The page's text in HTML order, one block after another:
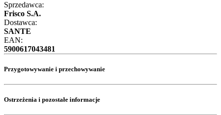
Sprzedawca:
Frisco S.A.
Dostawca:
SANTE
EAN:
5900617043481
Przygotowywanie i przechowywanie
Ostrzeżenia i pozostałe informacje